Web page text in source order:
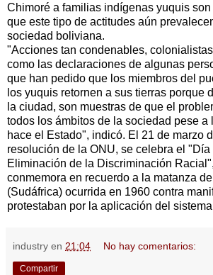
Chimoré a familias indígenas yuquis
que este tipo de actitudes aún
sociedad boliviana.
"Acciones tan condenables,
como las declaraciones de algunas
que han pedido que los miembros del
los yuquis retornen a sus tierras porque
la ciudad, son muestras de que el
todos los ámbitos de la sociedad pese a
hace el Estado", indicó. El 21 de marzo
resolución de la ONU, se celebra el
Eliminación de la Discriminación
conmemora en recuerdo a la matanza
(Sudáfrica) ocurrida en 1960 contra
protestaban por la aplicación del
industry en 21:04 No hay comentarios:
Compartir